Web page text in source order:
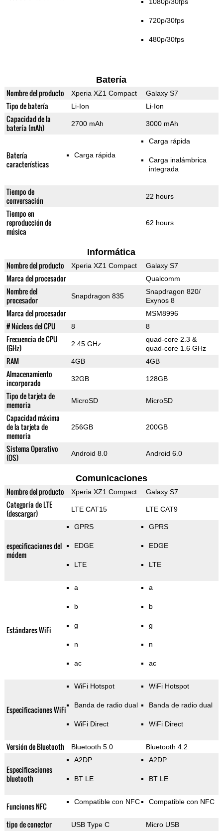
720p/30fps
480p/30fps
Batería
Nombre del producto Xperia XZ1 Compact Galaxy S7
Tipo de batería Li-Ion Li-Ion
Capacidad de la
batería (mAh)
2700 mAh 3000 mAh
Batería
características
Carga rápida
Carga rápida
Carga inalámbrica
integrada
Tiempo de
conversación
22 hours
Tiempo en
reproducción de
música
62 hours
Informática
Nombre del producto Xperia XZ1 Compact Galaxy S7
Marca del procesador Qualcomm
Nombre del
procesador
Snapdragon 835
Snapdragon 820/
Exynos 8
Marca del procesador MSM8996
# Núcleos del CPU 8 8
Frecuencia de CPU
(GHz)
2.45 GHz
quad-core 2.3 &
quad-core 1.6 GHz
RAM 4GB 4GB
Almacenamiento
incorporado
32GB 128GB
Tipo de tarjeta de
memoria
MicroSD MicroSD
Capacidad máxima
de la tarjeta de
memoria
256GB 200GB
Sistema Operativo
(OS)
Android 8.0 Android 6.0
Comunicaciones
Nombre del producto Xperia XZ1 Compact Galaxy S7
Categoría de LTE
(descargar)
LTE CAT15 LTE CAT9
especificaciones del
módem
GPRS
EDGE
LTE
GPRS
EDGE
LTE
Estándares WiFi
a
b
g
n
ac
a
b
g
n
ac
Especificaciones WiFi
WiFi Hotspot
Banda de radio dual
WiFi Direct
WiFi Hotspot
Banda de radio dual
WiFi Direct
Versión de Bluetooth Bluetooth 5.0 Bluetooth 4.2
Especificaciones
bluetooth
A2DP
BT LE
A2DP
BT LE
Funciones NFC Compatible con NFC Compatible con NFC
tipo de conector USB Type C Micro USB